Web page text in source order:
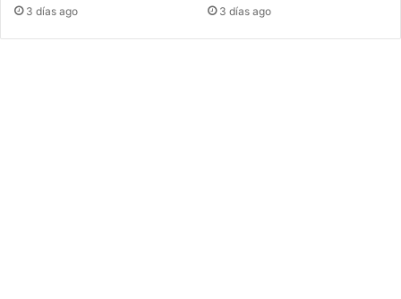
3 días ago 3 días ago